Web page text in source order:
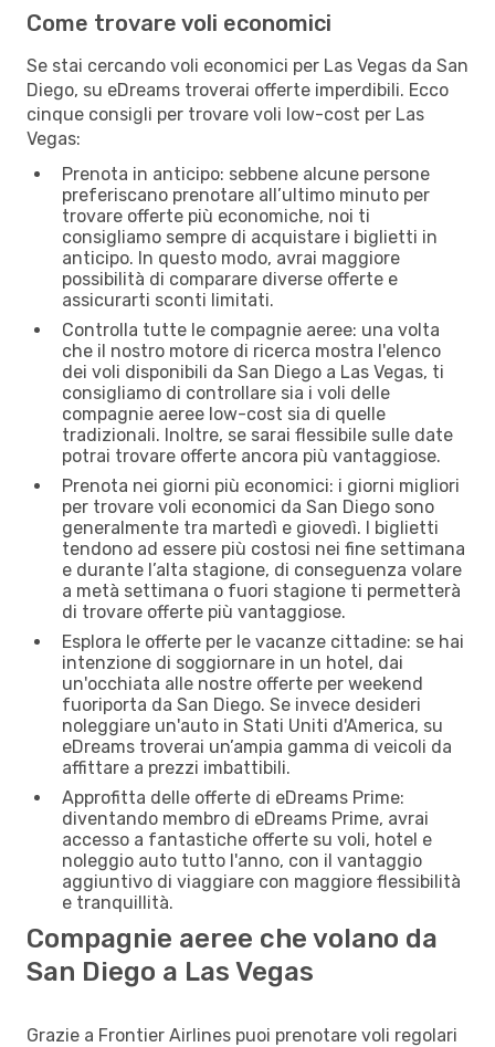
Come trovare voli economici
Se stai cercando voli economici per Las Vegas da San
Diego, su eDreams troverai offerte imperdibili. Ecco
cinque consigli per trovare voli low-cost per Las
Vegas:
Prenota in anticipo: sebbene alcune persone
preferiscano prenotare all’ultimo minuto per
trovare offerte più economiche, noi ti
consigliamo sempre di acquistare i biglietti in
anticipo. In questo modo, avrai maggiore
possibilità di comparare diverse offerte e
assicurarti sconti limitati.
Controlla tutte le compagnie aeree: una volta
che il nostro motore di ricerca mostra l'elenco
dei voli disponibili da San Diego a Las Vegas, ti
consigliamo di controllare sia i voli delle
compagnie aeree low-cost sia di quelle
tradizionali. Inoltre, se sarai flessibile sulle date
potrai trovare offerte ancora più vantaggiose.
Prenota nei giorni più economici: i giorni migliori
per trovare voli economici da San Diego sono
generalmente tra martedì e giovedì. I biglietti
tendono ad essere più costosi nei fine settimana
e durante l’alta stagione, di conseguenza volare
a metà settimana o fuori stagione ti permetterà
di trovare offerte più vantaggiose.
Esplora le offerte per le vacanze cittadine: se hai
intenzione di soggiornare in un hotel, dai
un'occhiata alle nostre offerte per weekend
fuoriporta da San Diego. Se invece desideri
noleggiare un'auto in Stati Uniti d'America, su
eDreams troverai un’ampia gamma di veicoli da
affittare a prezzi imbattibili.
Approfitta delle offerte di eDreams Prime:
diventando membro di eDreams Prime, avrai
accesso a fantastiche offerte su voli, hotel e
noleggio auto tutto l'anno, con il vantaggio
aggiuntivo di viaggiare con maggiore flessibilità
e tranquillità.
Compagnie aeree che volano da
San Diego a Las Vegas
Grazie a Frontier Airlines puoi prenotare voli regolari